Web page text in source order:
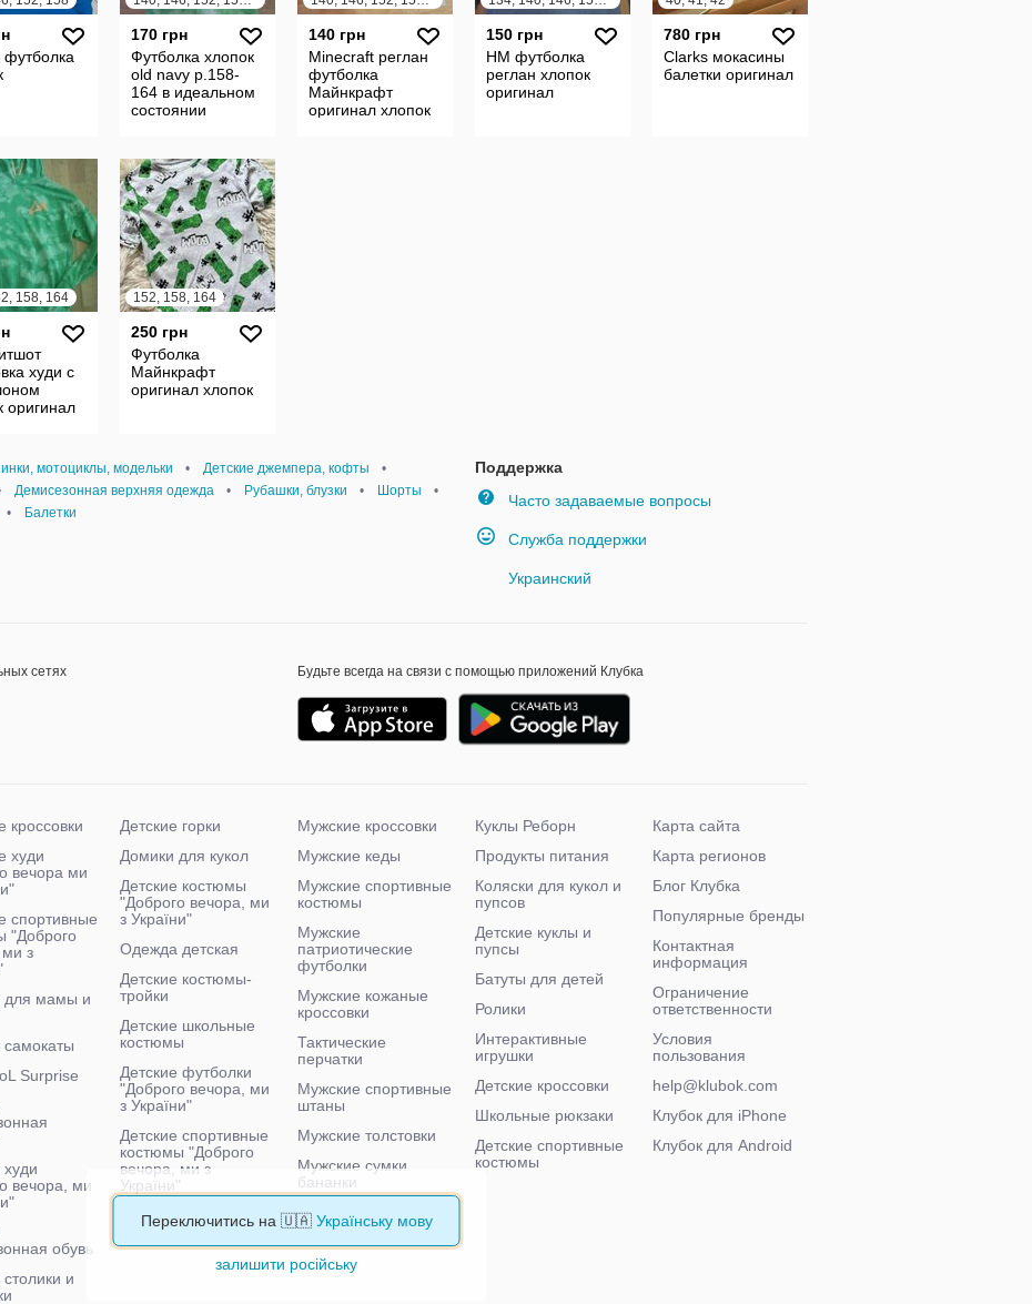
170 грн
Футболка хлопок
old navy р.158-
164 в идеальном
состоянии
140 грн
Minecraft реглан
футболка
Майнкрафт
оригинал хлопок
150 грн
HM футболка
реглан хлопок
оригинал
780 грн
Clarks мокасины
балетки оригинал
158, 164
худи с
оригинал
152, 158, 164
250 грн
Футболка
Майнкрафт
оригинал хлопок
Поддержка
Часто задаваемые вопросы
Служба поддержки
Украинский
мотоциклы, модельки • Детские джемпера, кофты
•
Демисезонная верхняя одежда • Рубашки, блузки • Шорты
•
• Балетки
сетях Будьте всегда на связи с помощью приложений Клубка
кроссовки
худи
вечора ми
спортивные
"Доброго
ми з
для мамы и
самокаты
Surprise
худи
вечора, ми
обувь
столики и
Детские горки
Домики для кукол
Детские костюмы
"Доброго вечора, ми
з України"
Одежда детская
Детские костюмы-
тройки
Детские школьные
костюмы
Детские футболки
"Доброго вечора, ми
з України"
Детские спортивные
костюмы "Доброго
вечора, ми з
України"
Детские велосипеды
Мужские кроссовки
Мужские кеды
Мужские спортивные
костюмы
Мужские
патриотические
футболки
Мужские кожаные
кроссовки
Тактические
перчатки
Мужские спортивные
штаны
Мужские толстовки
Мужские сумки
бананки
Мужские тактические
кроссовки
Куклы Реборн
Продукты питания
Коляски для кукол и
пупсов
Детские куклы и
пупсы
Батуты для детей
Ролики
Интерактивные
игрушки
Детские кроссовки
Школьные рюкзаки
Детские спортивные
костюмы
Карта сайта
Карта регионов
Блог Клубка
Популярные бренды
Контактная
информация
Ограничение
ответственности
Условия
пользования
help@klubok.com
Клубок для iPhone
Клубок для Android
Переключитись на 🇺🇦 Українську мову
залишити російську